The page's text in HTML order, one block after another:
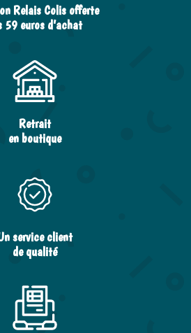
Relais Colis offerte
59 euros d’achat
Retrait
en boutique
service client
de qualité